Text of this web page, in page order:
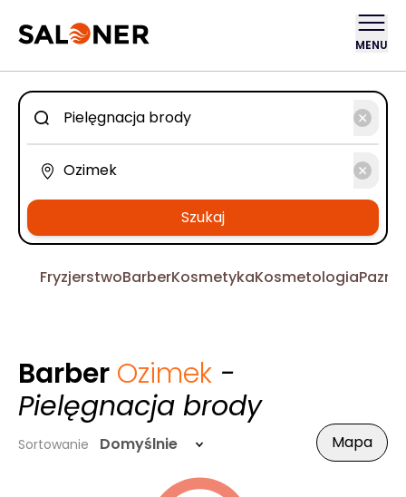
MENU
Szukaj
FryzjerstwoBarberKosmetykaKosmetologia
Barber Ozimek -
Pielęgnacja brody
Sortowanie Domyślnie Mapa